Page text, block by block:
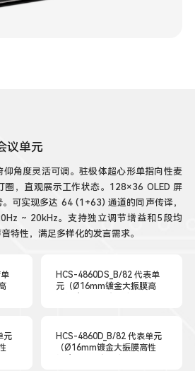
议单元
角度灵活可调。驻极体超心形单指向性麦
圈，直观展示工作状态。128×36 OLED 屏
可实现多达 64 (1+63) 通道的同声传译，
~ 20kHz。支持独立调节增益和5段均
特性，满足多样化的发言需求。
HCS-4860DS_B/82 代表单
元（Ø16mm镀金大振膜高
元
HCS-4860D_B/82 代表单元
（Ø16mm镀金大振膜高性